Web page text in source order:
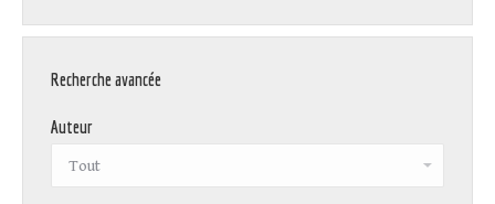
Recherche avancée
Auteur